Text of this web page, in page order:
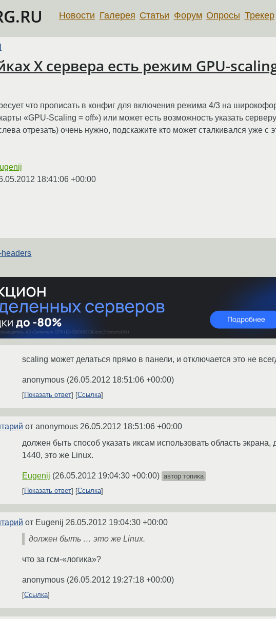
Новости Галерея Статьи Форум Опросы Трекер
X сервера есть режим GPU-
что прописать в конфиг для включения режима 4/3 на
«GPU-Scaling = off») или может есть возможность указать
отрезать) очень нужно, подскажите кто может сталкивался уже
18:41:06 +00:00
scaling может делаться прямо в панели, и отключается это не
anonymous (26.05.2012 18:51:06 +00:00)
Показать ответ Ссылка
от anonymous 26.05.2012 18:51:06 +00:00
должен быть способ указать иксам использовать область
1440, это же Linux.
Eugenij (26.05.2012 19:04:30 +00:00) автор топика
Показать ответ
Ссылка
от Eugenij 26.05.2012 19:04:30 +00:00
должен быть … это же Linux.
что за гсм-«логика»?
anonymous (26.05.2012 19:27:18 +00:00)
Ссылка